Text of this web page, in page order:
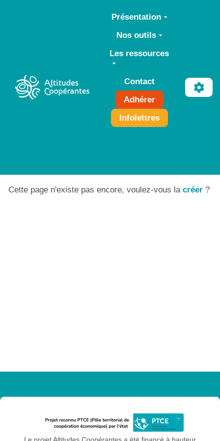
Aller au contenu principal
Présentation
Nos outils
Les ressources
Contact
Adhérer
Infolettres
Cette page n'existe pas encore, voulez-vous la créer ?